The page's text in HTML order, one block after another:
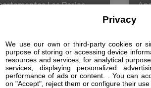
Privacy
We use our own or third-party cookies or
purpose of storing or accessing device
resources and services, for analytical
services, displaying personalized
performance of ads or content. . You can
on "Accept", reject them or configure their use
Las Perlas